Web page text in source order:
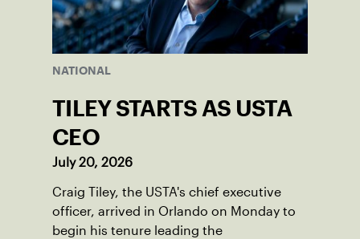
NATIONAL
TILEY STARTS AS USTA
CEO
July 20, 2026
Craig Tiley, the USTA's chief executive
officer, arrived in Orlando on Monday to
begin his tenure leading the